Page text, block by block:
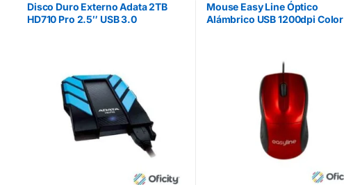
Disco Duro Externo Adata 2TB
HD710 Pro 2.5″ USB 3.0
Mouse Easy Line Óptico
Alámbrico USB 1200dpi Color